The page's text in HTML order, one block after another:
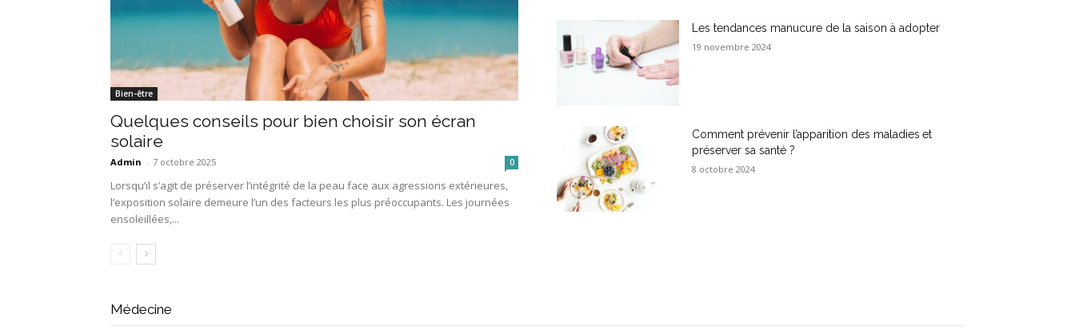
Bien-être
Quelques conseils pour bien choisir son écran
solaire
Admin - 7 octobre 2025 0
Lorsqu’il s’agit de préserver l’intégrité de la peau face aux agressions extérieures,
l’exposition solaire demeure l’un des facteurs les plus préoccupants. Les journées
ensoleillées,...
Les tendances manucure de la saison à adopter
19 novembre 2024
Comment prévenir l’apparition des maladies et
préserver sa santé ?
8 octobre 2024
Médecine